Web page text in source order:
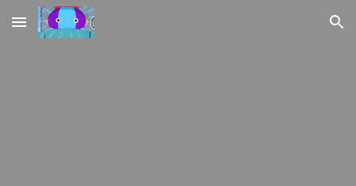
Skip to main content Skip to navigation